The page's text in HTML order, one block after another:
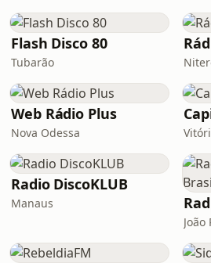
Flash Disco 80
Tubarão
Web Rádio Plus
Nova Odessa
Radio DiscoKLUB
Manaus
João